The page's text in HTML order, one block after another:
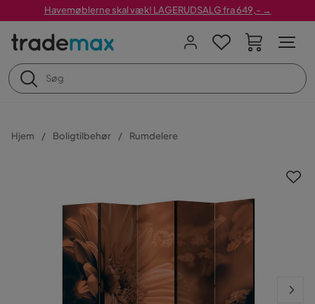
Havemøblerne skal væk! LAGERUDSALG fra 649,- →
Hjem Boligtilbehør Rumdelere